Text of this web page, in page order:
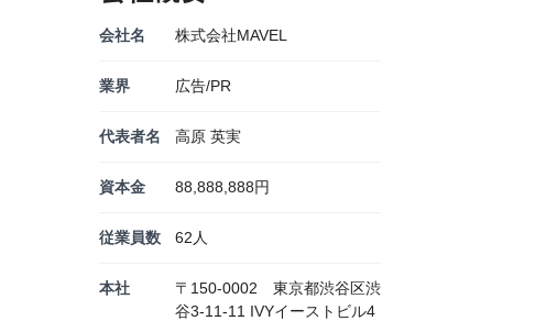
会社名 株式会社MAVEL
業界 広告/PR
代表者名 高原 英実
資本金 88,888,888円
従業員数 62人
本社
〒150-0002 東京都渋谷区渋
谷3-11-11 IVYイーストビル4